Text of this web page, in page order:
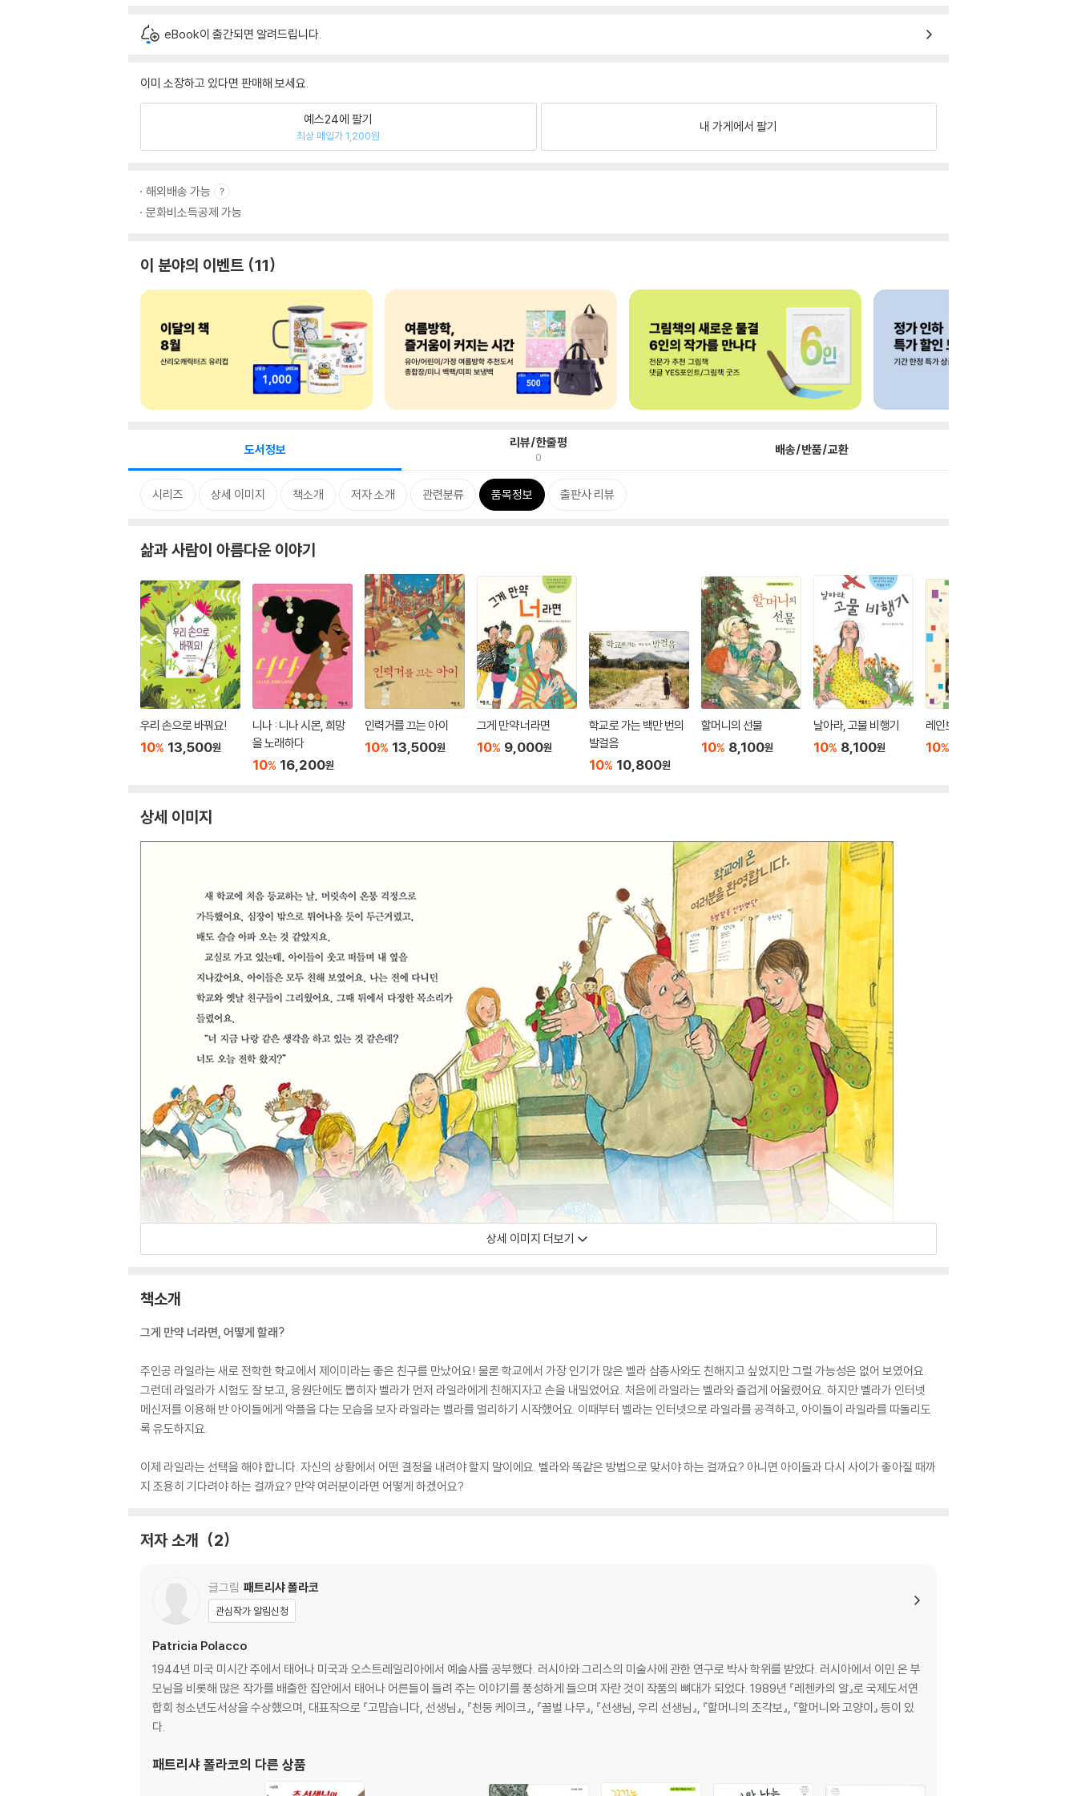
eBook이 출간되면 알려드립니다.
이미 소장하고 있다면 판매해 보세요.
예스24에 팔기
최상 매입가 1,200원
내 가게에서 팔기
해외배송 가능
문화비소득공제 가능
이 분야의 이벤트 11
도서정보 리뷰/한줄평
0 배송/반품/교환
시리즈 상세 이미지 책소개 저자 소개 관련분류 품목정보 출판사 리뷰
삶과 사람이 아름다운 이야기
우리 손으로 바꿔요!
10% 13,500원
니나 : 니나 시몬, 희망
을 노래하다
10% 16,200원
인력거를 끄는 아이
10% 13,500원
그게 만약 너라면
10% 9,000원
학교로 가는 백만 번의
발걸음
10% 10,800원
할머니의 선물
10% 8,100원
날아라, 고물 비행기
10% 8,100원
레인보우 합창단
10%
상세 이미지
상세 이미지 더보기
책소개
그게 만약 너라면, 어떻게 할래?
주인공 라일라는 새로 전학한 학교에서 제이미라는 좋은 친구를 만났어요! 물론 학교에서 가장 인기가 많은 벨라 삼총사와도 친해지고 싶었지만 그럴 가능성은 없어 보였어요.
그런데 라일라가 시험도 잘 보고, 응원단에도 뽑히자 벨라가 먼저 라일라에게 친해지자고 손을 내밀었어요. 처음에 라일라는 벨라와 즐겁게 어울렸어요. 하지만 벨라가 인터넷
메신저를 이용해 반 아이들에게 악플을 다는 모습을 보자 라일라는 벨라를 멀리하기 시작했어요. 이때부터 벨라는 인터넷으로 라일라를 공격하고, 아이들이 라일라를 따돌리도
록 유도하지요.
이제 라일라는 선택을 해야 합니다. 자신의 상황에서 어떤 결정을 내려야 할지 말이에요. 벨라와 똑같은 방법으로 맞서야 하는 걸까요? 아니면 아이들과 다시 사이가 좋아질 때까
지 조용히 기다려야 하는 걸까요? 만약 여러분이라면 어떻게 하겠어요?
저자 소개 2
글그림 패트리샤 폴라코
관심작가 알림신청
Patricia Polacco
1944년 미국 미시간 주에서 태어나 미국과 오스트레일리아에서 예술사를 공부했다. 러시아와 그리스의 미술사에 관한 연구로 박사 학위를 받았다. 러시아에서 이민 온 부
모님을 비롯해 많은 작가를 배출한 집안에서 태어나 어른들이 들려 주는 이야기를 풍성하게 들으며 자란 것이 작품의 뼈대가 되었다. 1989년 『레첸카의 알』로 국제도서연
합회 청소년도서상을 수상했으며, 대표작으로 『고맙습니다, 선생님』, 『천둥 케이크』, 『꿀벌 나무』, 『선생님, 우리 선생님』, 『할머니의 조각보』, 『할머니와 고양이』 등이 있
다.
패트리샤 폴라코의 다른 상품